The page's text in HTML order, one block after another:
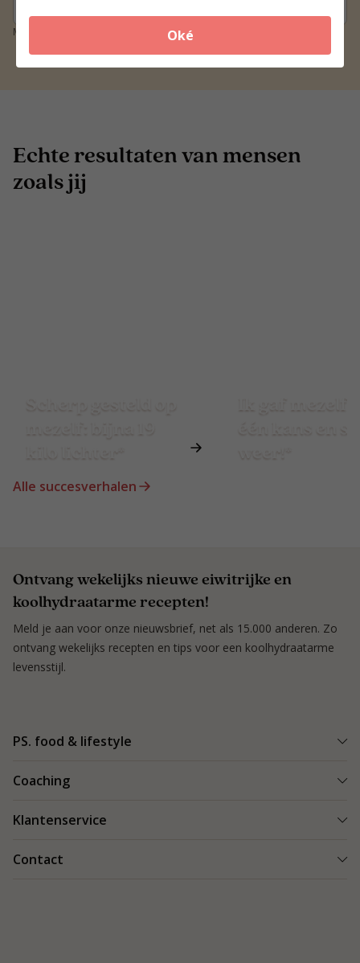
Oké
Meer dan 250 locaties door heel Nederland
Echte resultaten van mensen
zoals jij
Alle succesverhalen
Ontvang wekelijks nieuwe eiwitrijke en
koolhydraatarme recepten!
Meld je aan voor onze nieuwsbrief, net als 15.000 anderen. Zo
ontvang wekelijks recepten en tips voor een koolhydraatarme
levensstijl.
PS. food & lifestyle
Re-boost pakket
Coaching
Blog & Tips
Klantenservice
Contact